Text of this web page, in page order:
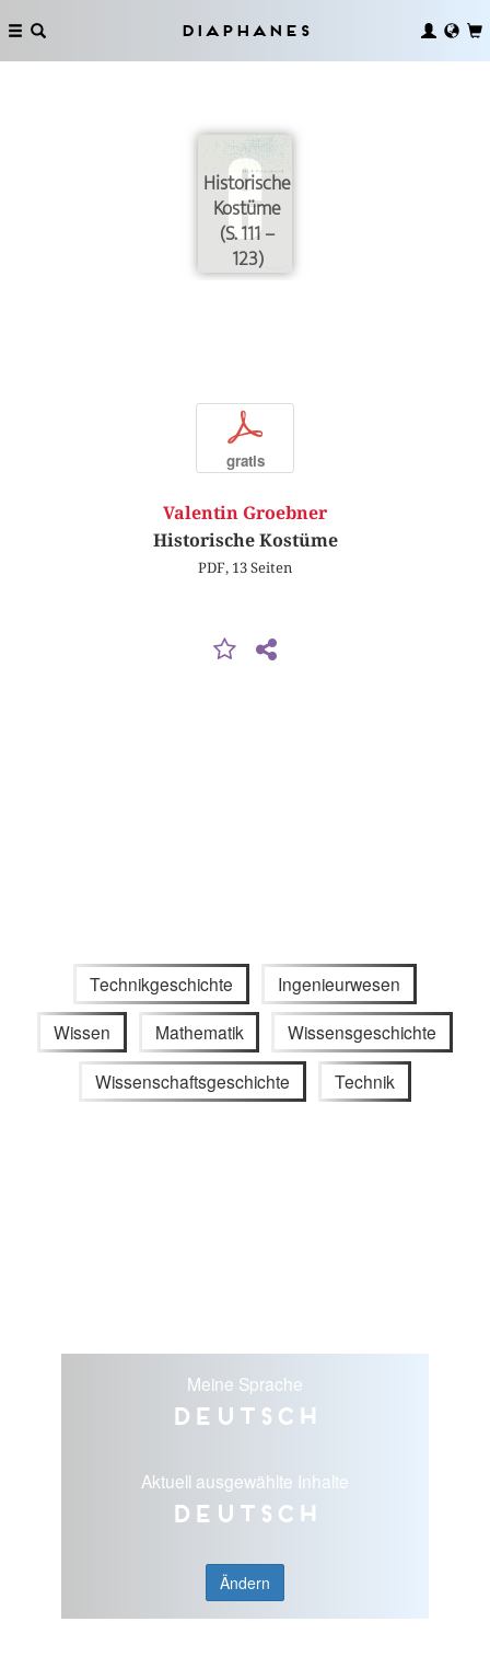
Diaphanes
Historische
Kostüme
(S. 111 –
123)
p
gratis
Valentin Groebner
Historische Kostüme
PDF, 13 Seiten
Technikgeschichte Ingenieurwesen
Wissen Mathematik Wissensgeschichte
Wissenschaftsgeschichte Technik
Meine Sprache
Deutsch
Aktuell ausgewählte Inhalte
Deutsch
Ändern